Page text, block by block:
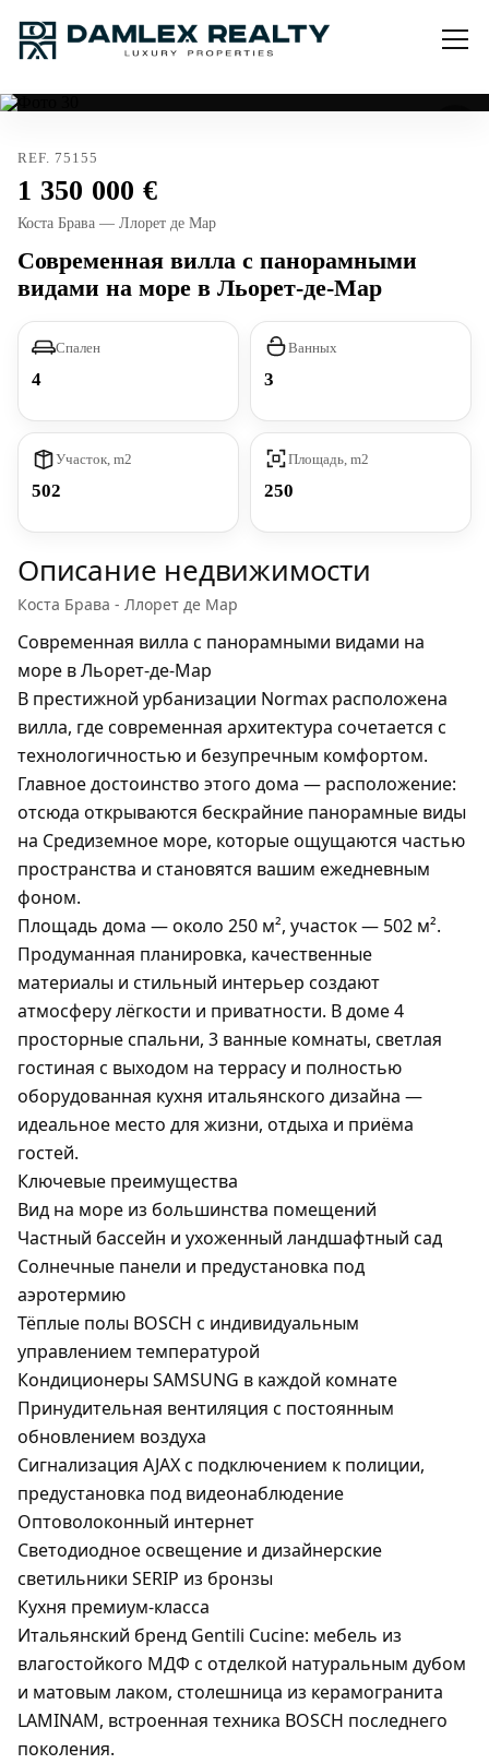
REF. 75155
1 350 000
Коста Брава — Ллорет де Мар
Современная вилла с панорамными
видами на море в Льорет-де-Мар
Спален
4
Ванных
3
Участок, m2
502
Площадь, m2
250
Описание недвижимости
Коста Брава - Ллорет де Мар
Современная вилла с панорамными видами на
море в Льорет-де-Мар
В престижной урбанизации Normax расположена
вилла, где современная архитектура сочетается с
технологичностью и безупречным комфортом.
Главное достоинство этого дома — расположение:
отсюда открываются бескрайние панорамные виды
на Средиземное море, которые ощущаются частью
пространства и становятся вашим ежедневным
фоном.
Площадь дома — около 250 м², участок — 502 м².
Продуманная планировка, качественные
материалы и стильный интерьер создают
атмосферу лёгкости и приватности. В доме4
просторные спальни, 3 ванные комнаты, светлая
гостиная с выходом на террасу и полностью
оборудованная кухня итальянского дизайна —
идеальное место для жизни, отдыха и приёма
гостей.
Ключевые преимущества
Вид на море из большинства помещений
Частный бассейн и ухоженный ландшафтный сад
Солнечные панели и предустановка под
аэротермию
Тёплые полы BOSCH с индивидуальным
управлением температурой
Кондиционеры SAMSUNG в каждой комнате
Принудительная вентиляция с постоянным
обновлением воздуха
Сигнализация AJAXс подключением к полиции,
предустановка под видеонаблюдение
Оптоволоконный интернет
Светодиодное освещение и дизайнерские
светильники SERIP из бронзы
Кухня премиум-класса
Итальянский бренд Gentili Cucine: мебель из
влагостойкого МДФ с отделкой натуральным дубом
и матовым лаком, столешница из керамогранита
LAMINAM, встроенная техника BOSCH последнего
поколения.